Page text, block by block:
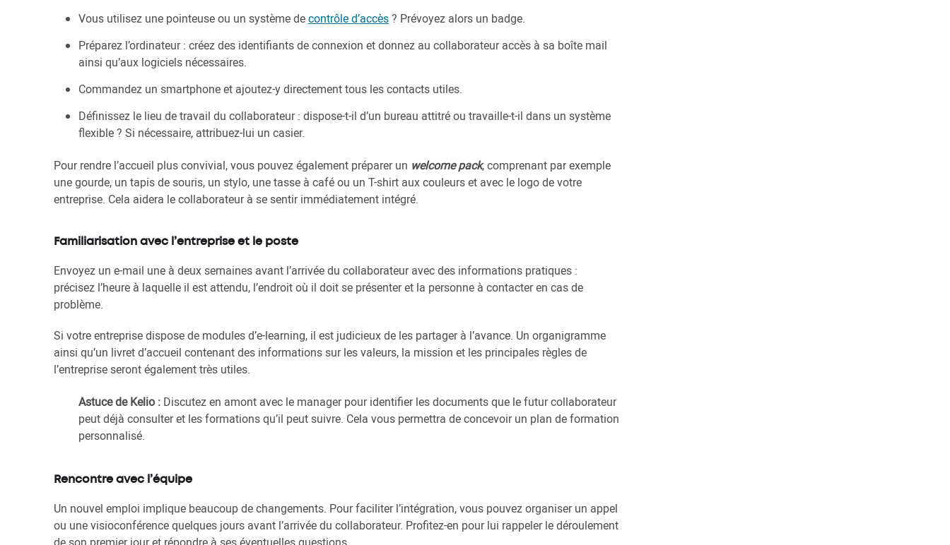
Vous utilisez une pointeuse ou un système decontrôle d’accès? Prévoyez alors un badge.
Préparez l’ordinateur : créez des identifiants de connexion et donnez au collaborateur accès à sa boîte mail
ainsi qu’aux logiciels nécessaires.
Commandez un smartphone et ajoutez-y directement tous les contacts utiles.
Définissez le lieu de travail du collaborateur : dispose-t-il d’un bureau attitré ou travaille-t-il dans un système
flexible ? Si nécessaire, attribuez-lui un casier.
Pour rendre l’accueil plus convivial, vous pouvez également préparer un welcome pack, comprenant par exemple
une gourde, un tapis de souris, un stylo, une tasse à café ou un T-shirt aux couleurs et avec le logo de votre
entreprise. Cela aidera le collaborateur à se sentir immédiatement intégré.
Familiarisation avec l’entreprise et le poste
Envoyez un e-mail une à deux semaines avant l’arrivée du collaborateur avec des informations pratiques :
précisez l’heure à laquelle il est attendu, l’endroit où il doit se présenter et la personne à contacter en cas de
problème.
Si votre entreprise dispose de modules d’e-learning, il est judicieux de les partager à l’avance. Un organigramme
ainsi qu’un livret d’accueil contenant des informations sur les valeurs, la mission et les principales règles de
l’entreprise seront également très utiles.
Astuce de Kelio : Discutez en amont avec le manager pour identifier les documents que le futur collaborateur
peut déjà consulter et les formations qu’il peut suivre. Cela vous permettra de concevoir un plan de formation
personnalisé.
Rencontre avec l’équipe
Un nouvel emploi implique beaucoup de changements. Pour faciliter l’intégration, vous pouvez organiser un appel
ou une visioconférence quelques jours avant l’arrivée du collaborateur. Profitez-en pour lui rappeler le déroulement